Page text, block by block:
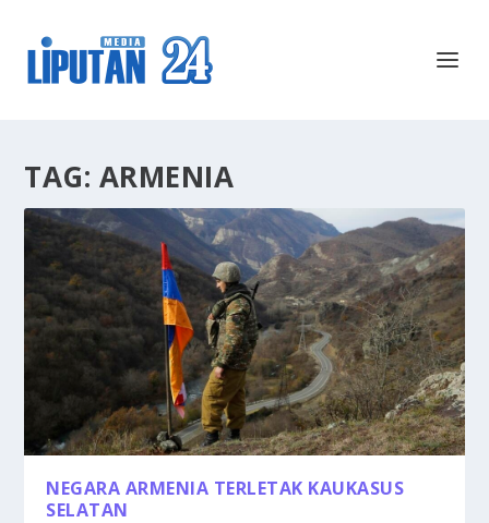
TAG: ARMENIA
NEGARA ARMENIA TERLETAK KAUKASUS
SELATAN